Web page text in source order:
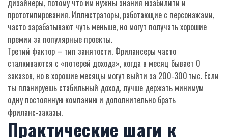
дизайнеры, потому что им нужны знания юзабилити и
прототипирования. Иллюстраторы, работающие с персонажами,
часто зарабатывают чуть меньше, но могут получать хорошие
премии за популярные проекты.
Третий фактор – тип занятости. Фрилансеры часто
сталкиваются с «потерей дохода», когда в месяц бывает 0
заказов, но в хорошие месяцы могут выйти за 200‑300 тыс. Если
ты планируешь стабильный доход, лучше держать минимум
одну постоянную компанию и дополнительно брать
фриланс‑заказы.
Практические шаги к